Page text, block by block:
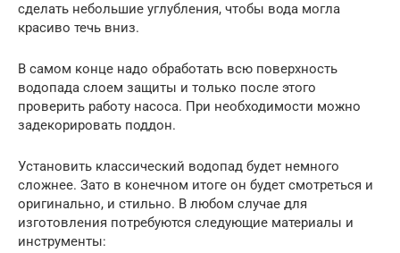
сделать небольшие углубления, чтобы вода могла
красиво течь вниз.
В самом конце надо обработать всю поверхность
водопада слоем защиты и только после этого
проверить работу насоса. При необходимости можно
задекорировать поддон.
Установить классический водопад будет немного
сложнее. Зато в конечном итоге он будет смотреться и
оригинально, и стильно. В любом случае для
изготовления потребуются следующие материалы и
инструменты: